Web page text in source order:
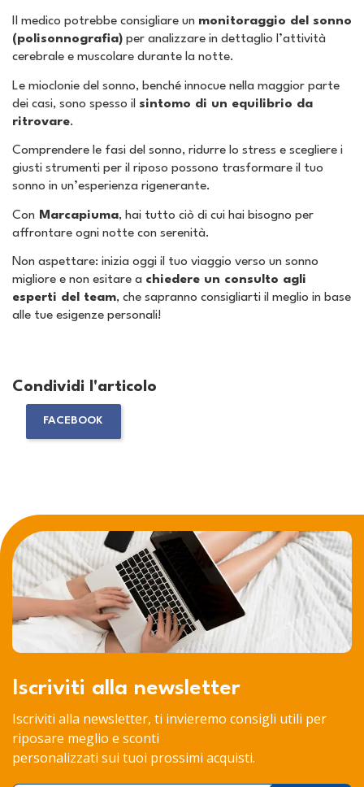
Il medico potrebbe consigliare un monitoraggio del sonno
(polisonnografia) per analizzare in dettaglio l’attività
cerebrale e muscolare durante la notte.
Le mioclonie del sonno, benché innocue nella maggior parte
dei casi, sono spesso il sintomo di un equilibrio da
ritrovare.
Comprendere le fasi del sonno, ridurre lo stress e scegliere i
giusti strumenti per il riposo possono trasformare il tuo
sonno in un’esperienza rigenerante.
Con Marcapiuma, hai tutto ciò di cui hai bisogno per
affrontare ogni notte con serenità.
Non aspettare: inizia oggi il tuo viaggio verso un sonno
migliore e non esitare a chiedere un consulto agli
esperti del team, che sapranno consigliarti il meglio in base
alle tue esigenze personali!
Condividi l'articolo
FACEBOOK
Iscriviti alla newsletter
Iscriviti alla newsletter, ti invieremo consigli utili per
riposare meglio e sconti
personalizzati sui tuoi prossimi acquisti.